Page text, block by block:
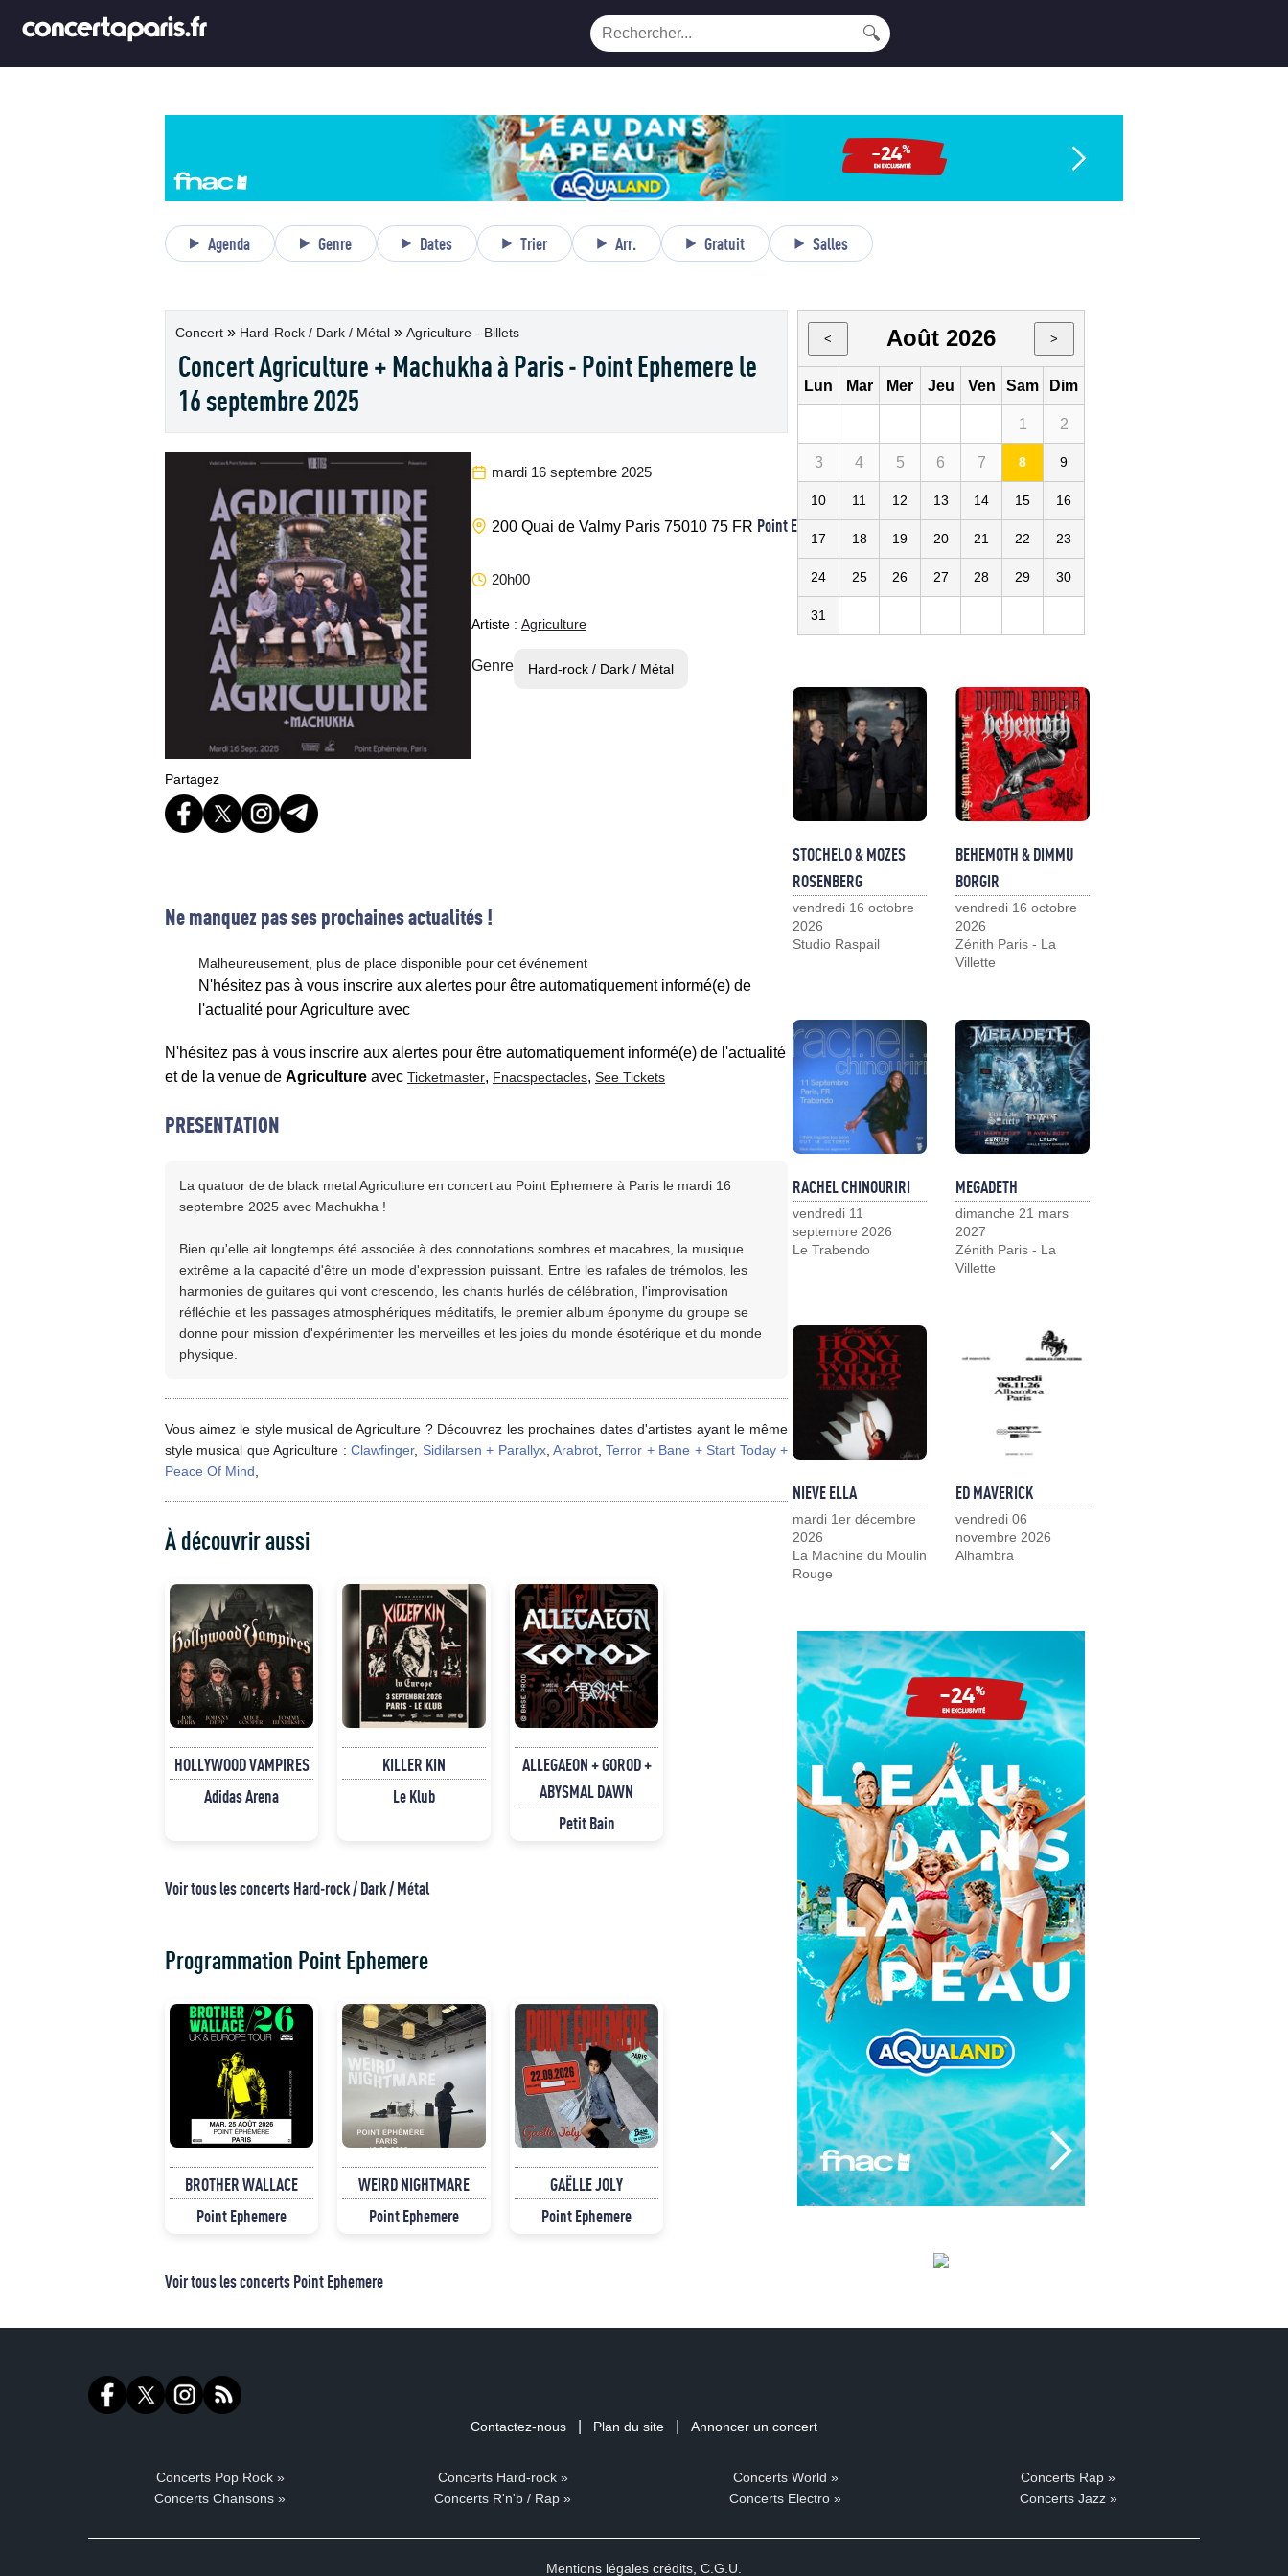
🔍
Agenda Genre Dates Trier Arr. Gratuit Salles
Concert » Hard-Rock / Dark / Métal » Agriculture - Billets
Concert Agriculture + Machukha à Paris - Point Ephemere le
16 septembre 2025
mardi 16 septembre 2025
200 Quai de Valmy Paris 75010 75 FR Point Ephemere
20h00
Artiste : Agriculture
Genre Hard-rock / Dark / Métal
Partagez
Ne manquez pas ses prochaines actualités !
Malheureusement, plus de place disponible pour cet événement
N'hésitez pas à vous inscrire aux alertes pour être automatiquement informé(e) de
l'actualité pour Agriculture avec
N'hésitez pas à vous inscrire aux alertes pour être automatiquement informé(e) de l'actualité
et de la venue de Agriculture avec Ticketmaster, Fnacspectacles, See Tickets
PRESENTATION
La quatuor de de black metal Agriculture en concert au Point Ephemere à Paris le mardi 16
septembre 2025 avec Machukha !
Bien qu'elle ait longtemps été associée à des connotations sombres et macabres, la musique
extrême a la capacité d'être un mode d'expression puissant. Entre les rafales de trémolos, les
harmonies de guitares qui vont crescendo, les chants hurlés de célébration, l'improvisation
réfléchie et les passages atmosphériques méditatifs, le premier album éponyme du groupe se
donne pour mission d'expérimenter les merveilles et les joies du monde ésotérique et du monde
physique.
Vous aimez le style musical de Agriculture ? Découvrez les prochaines dates d'artistes ayant le même
style musical que Agriculture :Clawfinger, Sidilarsen + Parallyx, Arabrot,Terror + Bane + Start Today +
Peace Of Mind
À découvrir aussi
HOLLYWOOD VAMPIRES
Adidas Arena
KILLER KIN
Le Klub
ALLEGAEON + GOROD +
ABYSMAL DAWN
Petit Bain
Voir tous les concerts Hard-rock / Dark / Métal
Programmation Point Ephemere
BROTHER WALLACE
Point Ephemere
WEIRD NIGHTMARE
Point Ephemere
GAËLLE JOLY
Point Ephemere
Voir tous les concerts Point Ephemere
< Août 2026 >
Lun Mar Mer Jeu Ven Sam Dim
1 2
3 4 5 6 7 8 9
10 11 12 13 14 15 16
17 18 19 20 21 22 23
24 25 26 27 28 29 30
31
STOCHELO & MOZES
ROSENBERG
vendredi 16 octobre
2026
Studio Raspail
BEHEMOTH & DIMMU
BORGIR
vendredi 16 octobre
2026
Zénith Paris - La
Villette
RACHEL CHINOURIRI
vendredi 11
septembre 2026
Le Trabendo
MEGADETH
dimanche 21 mars
2027
Zénith Paris - La
Villette
NIEVE ELLA
mardi 1er décembre
2026
La Machine du Moulin
Rouge
ED MAVERICK
vendredi 06
novembre 2026
Alhambra
Contactez-nous Plan du site Annoncer un concert
Concerts Pop Rock »
Concerts Chansons »
Concerts Hard-rock »
Concerts R'n'b / Rap »
Concerts World »
Concerts Electro »
Concerts Rap »
Concerts Jazz »
Mentions légales crédits C.G.U.